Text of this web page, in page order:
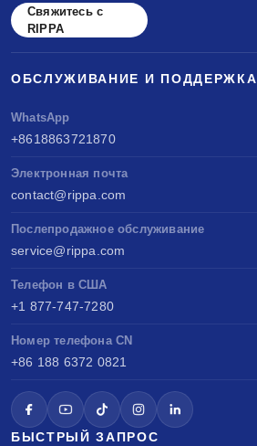
Свяжитесь с
RIPPA
ОБСЛУЖИВАНИЕ И ПОДДЕРЖКА
WhatsApp
+8618863721870
Электронная почта
contact@rippa.com
Послепродажное обслуживание
service@rippa.com
Телефон в США
+1 877-747-7280
Номер телефона CN
+86 188 6372 0821
БЫСТРЫЙ ЗАПРОС